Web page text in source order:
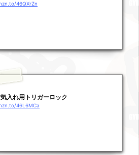
46QXrZn
入れ用トリガーロック
46L6MCa